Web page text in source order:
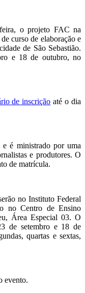
o projeto FAC na
curso de elaboração e
de São Sebastião.
e 18 de outubro, no
de inscrição até o dia
é ministrado por uma
e produtores. O
de matrícula.
no Instituto Federal
no Centro de Ensino
Área Especial 03. O
de setembro e 18 de
quartas e sextas,
evento.